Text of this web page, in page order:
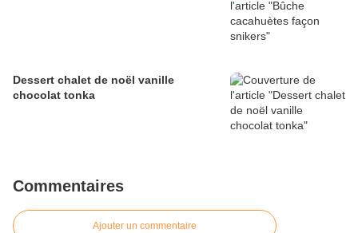
Dessert chalet de noël vanille
chocolat tonka
Commentaires
Ajouter un commentaire